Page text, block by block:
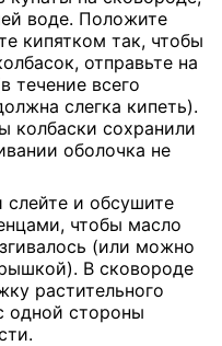
воде. Положите
кипятком так, чтобы
отправьте на
течение всего
слегка кипеть).
колбаски сохранили
оболочка не
и обсушите
чтобы масло
(или можно
В сковороде
растительного
одной стороны